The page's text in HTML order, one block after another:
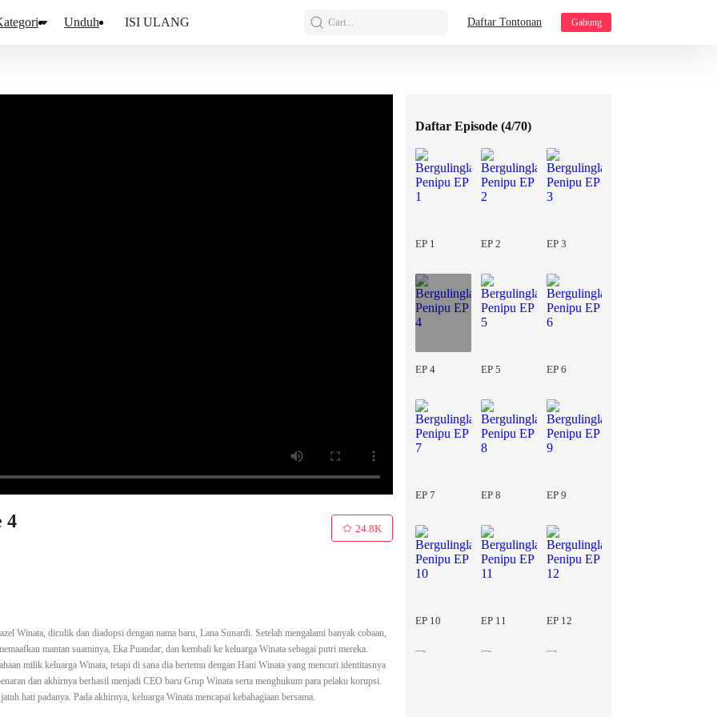
Unduh ISI ULANG Cari... Daftar Tontonan Gabung
4 24.8K
Winata, diculik dan diadopsi dengan nama baru, Lana Sunardi. Setelah mengalami banyak cobaan,
mantan suaminya, Eka Puandar, dan kembali ke keluarga Winata sebagai putri mereka.
milik keluarga Winata, tetapi di sana dia bertemu dengan Hani Winata yang mencuri identitasnya
dan akhirnya berhasil menjadi CEO baru Grup Winata serta menghukum para pelaku korupsi.
hati padanya. Pada akhirnya, keluarga Winata mencapai kebahagiaan bersama.
Daftar Episode (4/70)
EP 1 EP 2 EP 3
EP 4 EP 5 EP 6
EP 7 EP 8 EP 9
EP 10 EP 11 EP 12